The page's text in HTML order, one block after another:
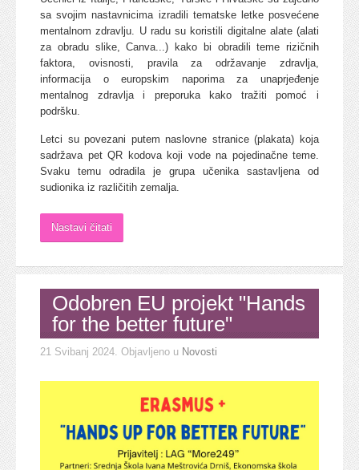
sa svojim nastavnicima izradili tematske letke posvećene
mentalnom zdravlju. U radu su koristili digitalne alate (alati
za obradu slike, Canva...) kako bi obradili teme rizičnih
faktora, ovisnosti, pravila za održavanje zdravlja,
informacija o europskim naporima za unaprjeđenje
mentalnog zdravlja i preporuka kako tražiti pomoć i
podršku.
Letci su povezani putem naslovne stranice (plakata) koja
sadržava pet QR kodova koji vode na pojedinačne teme.
Svaku temu odradila je grupa učenika sastavljena od
sudionika iz različitih zemalja.
Nastavi čitati
Odobren EU projekt "Hands
for the better future"
21 Svibanj 2024. Objavljeno u Novosti